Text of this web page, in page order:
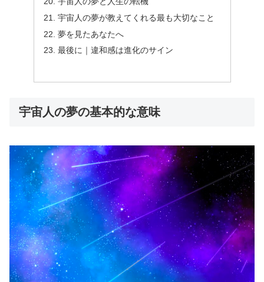
宇宙人の夢が教えてくれる最も大切なこと
夢を見たあなたへ
最後に｜違和感は進化のサイン
宇宙人の夢の基本的な意味